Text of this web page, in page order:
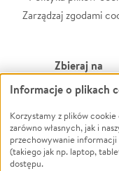
Zarządzaj zgodami
Zbieraj na
Leczenie
Zwierzęta
Pożar
Ukraina
Informacje o plikach
Korzystamy z plików
zarówno własnych, jak i
przechowywanie informacji
(takiego jak np. laptop,
dostępu.